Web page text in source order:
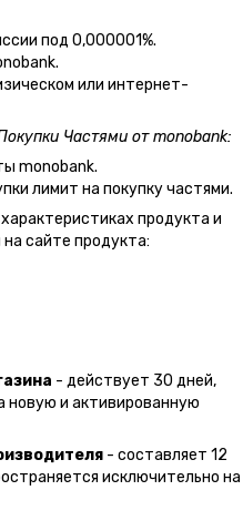
под 0,000001%.
или интернет-
Частями от monobank:
monobank.
лимит на покупку частями.
продукта и
сайте продукта:
- действует 30 дней,
новую и активированную
- составляет 12
исключительно на